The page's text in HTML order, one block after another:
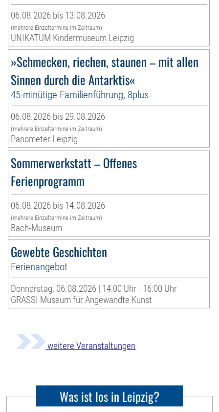
06.08.2026 bis 13.08.2026
(mehrere Einzeltermine im Zeitraum)
UNIKATUM Kindermuseum Leipzig
»Schmecken, riechen, staunen – mit allen
Sinnen durch die Antarktis«
45-minütige Familienführung, 8plus
06.08.2026 bis 29.08.2026
(mehrere Einzeltermine im Zeitraum)
Panometer Leipzig
Sommerwerkstatt – Offenes
Ferienprogramm
06.08.2026 bis 14.08.2026
(mehrere Einzeltermine im Zeitraum)
Bach-Museum
Gewebte Geschichten
Ferienangebot
Donnerstag, 06.08.2026 | 14:00 Uhr - 16:00 Uhr
GRASSI Museum für Angewandte Kunst
weitere Veranstaltungen
Was ist los in Leipzig?